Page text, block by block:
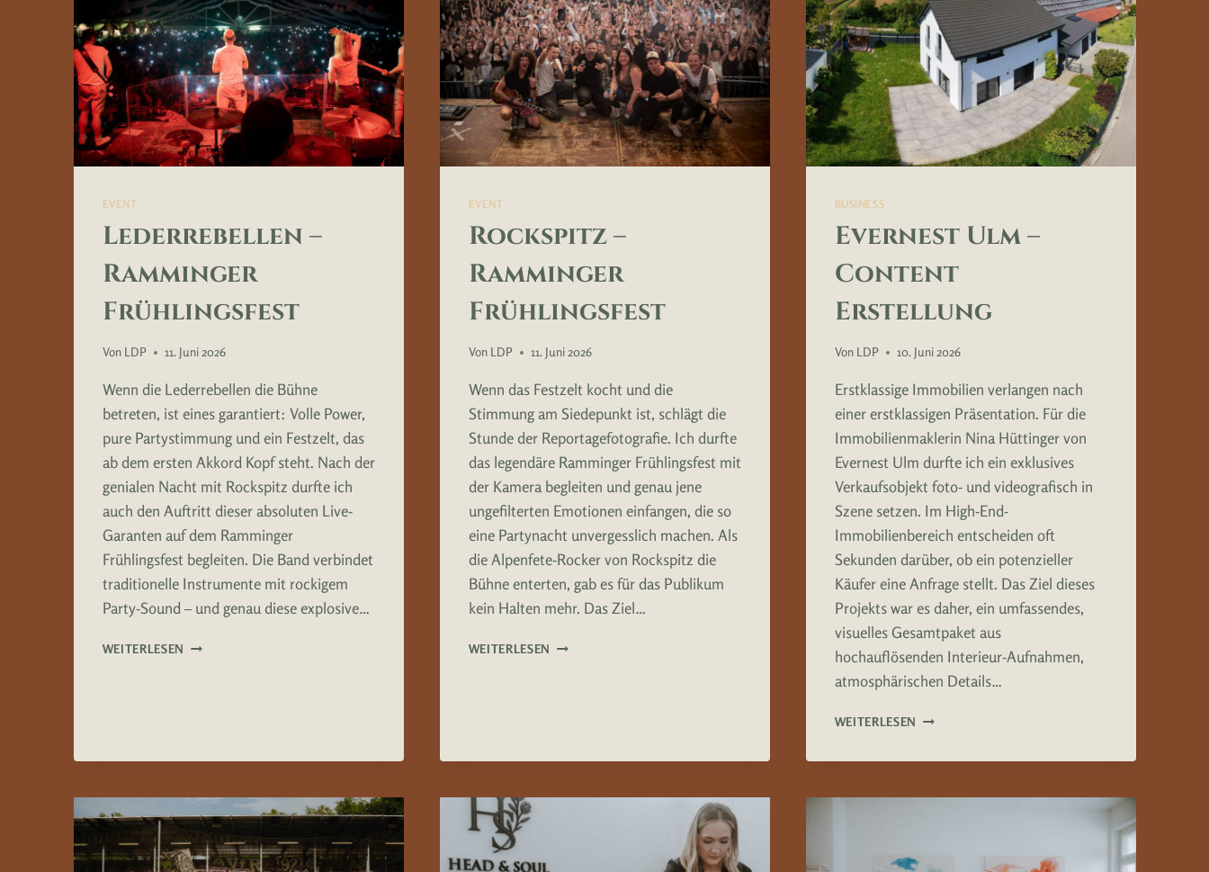
EVENT
Lederrebellen –
Ramminger
Frühlingsfest
Von LDP 11. Juni 2026
Wenn die Lederrebellen die Bühne
betreten, ist eines garantiert: Volle Power,
pure Partystimmung und ein Festzelt, das
ab dem ersten Akkord Kopf steht. Nach der
genialen Nacht mit Rockspitz durfte ich
auch den Auftritt dieser absoluten Live-
Garanten auf dem Ramminger
Frühlingsfest begleiten. Die Band verbindet
traditionelle Instrumente mit rockigem
Party-Sound – und genau diese explosive…
WEITERLESEN LEDERREBELLEN
EVENT
Rockspitz –
Ramminger
Frühlingsfest
Von LDP 11. Juni 2026
Wenn das Festzelt kocht und die
Stimmung am Siedepunkt ist, schlägt die
Stunde der Reportagefotografie. Ich durfte
das legendäre Ramminger Frühlingsfest mit
der Kamera begleiten und genau jene
ungefilterten Emotionen einfangen, die so
eine Partynacht unvergesslich machen. Als
die Alpenfete-Rocker von Rockspitz die
Bühne enterten, gab es für das Publikum
kein Halten mehr. Das Ziel…
WEITERLESEN ROCKSPITZ
BUSINESS
Evernest Ulm –
Content
Erstellung
Von LDP 10. Juni 2026
Erstklassige Immobilien verlangen nach
einer erstklassigen Präsentation. Für die
Immobilienmaklerin Nina Hüttinger von
Evernest Ulm durfte ich ein exklusives
Verkaufsobjekt foto- und videografisch in
Szene setzen. Im High-End-
Immobilienbereich entscheiden oft
Sekunden darüber, ob ein potenzieller
Käufer eine Anfrage stellt. Das Ziel dieses
Projekts war es daher, ein umfassendes,
visuelles Gesamtpaket aus
hochauflösenden Interieur-Aufnahmen,
atmosphärischen Details…
WEITERLESEN EVERNEST